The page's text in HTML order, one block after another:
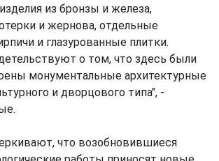
из бронзы и железа,
и жернова, отдельные
и глазурованные плитки.
о том, что здесь были
монументальные архитектурные
и дворцового типа", -
что возобновившиеся